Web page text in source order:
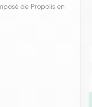
de Propolis en